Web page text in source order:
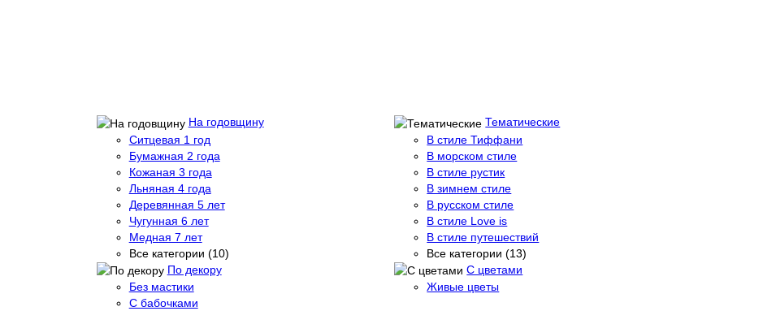
На годовщину
Ситцевая 1 год
Бумажная 2 года
Кожаная 3 года
Льняная 4 года
Деревянная 5 лет
Чугунная 6 лет
Медная 7 лет
Все категории (10)
Тематические
В стиле Тиффани
В морском стиле
В стиле рустик
В зимнем стиле
В русском стиле
В стиле Love is
В стиле путешествий
Все категории (13)
По декору
Без мастики
С бабочками
С цветами
Живые цветы